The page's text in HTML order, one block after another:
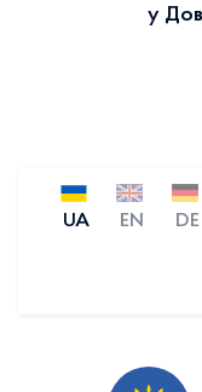
у
UA EN DE